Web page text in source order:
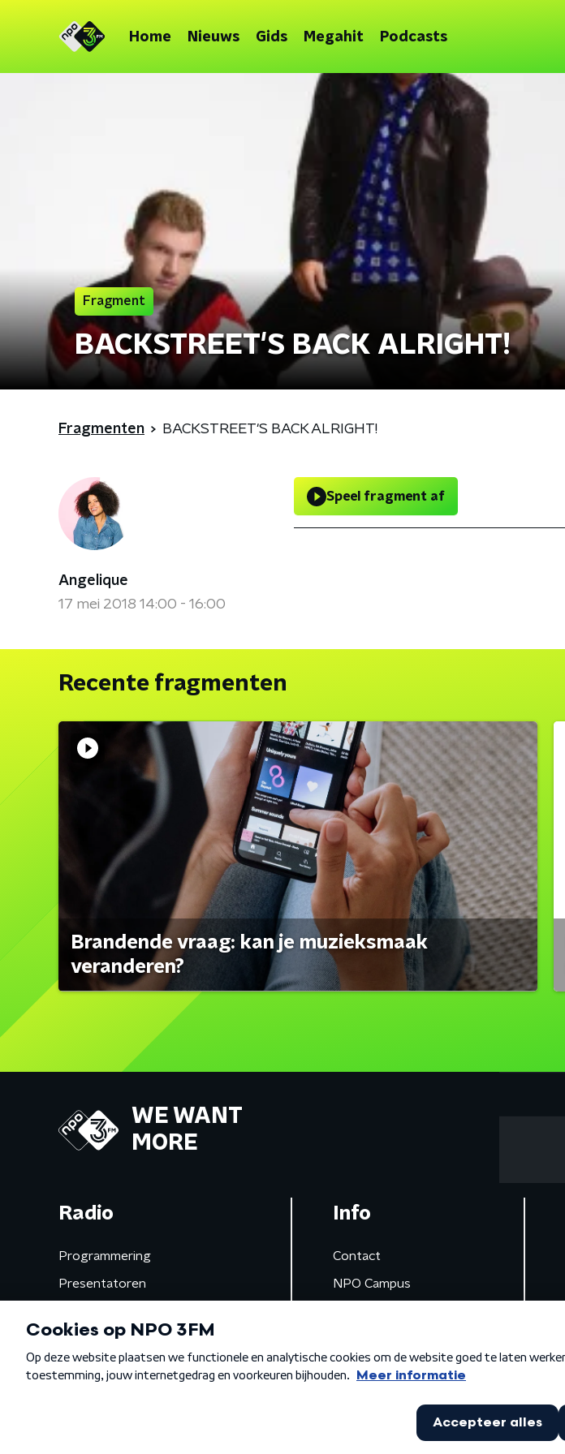
Home Nieuws Gids Megahit Podcasts
Fragment
BACKSTREET'S BACK ALRIGHT!
Fragmenten BACKSTREET'S BACK ALRIGHT!
Angelique
17 mei 2018 14:00 - 16:00
Speel fragment af
Recente fragmenten
Brandende vraag: kan je muzieksmaak
veranderen?
WE WANT
MORE
Radio
Programmering
Presentatoren
Gemist
Info
Contact
NPO Campus
Algemene voorwaarden Privacybeleid